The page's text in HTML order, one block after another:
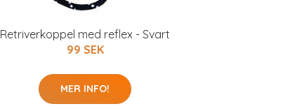
Retriverkoppel med reflex - Svart
99 SEK
MER INFO!